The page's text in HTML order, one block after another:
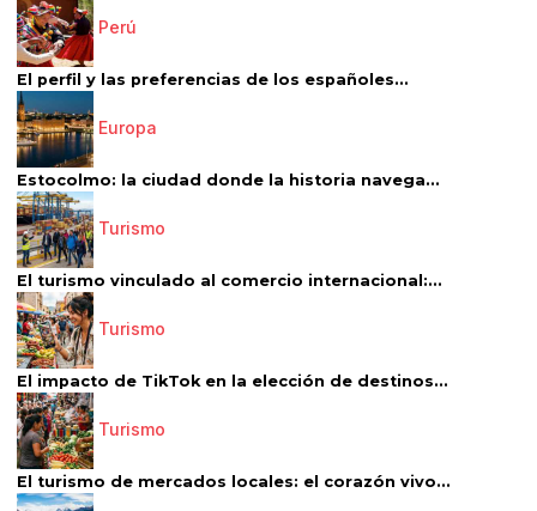
Perú
El perfil y las preferencias de los españoles...
Europa
Estocolmo: la ciudad donde la historia navega...
Turismo
El turismo vinculado al comercio internacional:...
Turismo
El impacto de TikTok en la elección de destinos...
Turismo
El turismo de mercados locales: el corazón vivo...